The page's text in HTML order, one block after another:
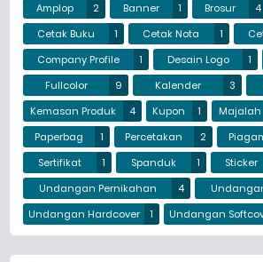
Amplop 2 Banner 1 Brosur 4
Cetak Buku
1 Cetak Nota 1
Company Profile
1 Desain Logo 1
Fullcolor
9 Kalender 3
Kemasan Produk
4 Kupon 1 Majalah
Paperbag
1 Percetakan 2
Sertifikat
1 Spanduk 1 Sticker
Undangan Pernikahan
4
Undangan Hardcover
1 Undangan